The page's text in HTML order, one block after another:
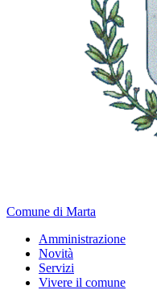
Comune di Marta
Amministrazione
Novità
Servizi
Vivere il comune